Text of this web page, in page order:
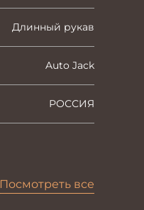
Длинный рукав
Auto Jack
РОССИЯ
Посмотреть все